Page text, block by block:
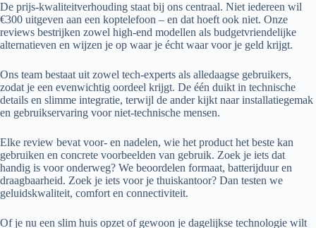
De prijs-kwaliteitverhouding staat bij ons centraal. Niet iedereen wil
€300 uitgeven aan een koptelefoon – en dat hoeft ook niet. Onze
reviews bestrijken zowel high-end modellen als budgetvriendelijke
alternatieven en wijzen je op waar je écht waar voor je geld krijgt.
Ons team bestaat uit zowel tech-experts als alledaagse gebruikers,
zodat je een evenwichtig oordeel krijgt. De één duikt in technische
details en slimme integratie, terwijl de ander kijkt naar installatiegemak
en gebruikservaring voor niet-technische mensen.
Elke review bevat voor- en nadelen, wie het product het beste kan
gebruiken en concrete voorbeelden van gebruik. Zoek je iets dat
handig is voor onderweg? We beoordelen formaat, batterijduur en
draagbaarheid. Zoek je iets voor je thuiskantoor? Dan testen we
geluidskwaliteit, comfort en connectiviteit.
Of je nu een slim huis opzet of gewoon je dagelijkse technologie wilt